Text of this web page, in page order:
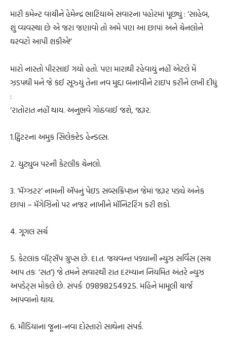
મારી કમેન્ટ વાંચીને હેમેન્દ્ર ભાટિયાએ સવારના પહોરમાં પૂછ્યું : ‘સાહેબ,
શું વ્યવસ્થા છે એ જરા જણાવો તો અમે પણ આ છાપાં અને ચેનલોને
ઘરવટો આપી શકીએ!’
મારો નાસ્તો પીરસાઈ ગયો હતો. પણ મારાથી રહેવાયું નહીં એટલે મેં
ઝડપથી મને જે કંઈ સૂઝ્યું તેના નવ મુદ્દા બનાવીને ટાઇપ કરીને લખી દીધું
:
‘રાતોરાત નહીં થાય. અનુભવે ગોઠવાઈ જશે, જરૂર.
1.ટ્વિટરના અમુક સિલેક્ટેડ હેન્ડલ્સ.
2. યુટ્યુબ પરની કેટલીક ચેનલો.
3. ‘મૅગ્ઝટર’ નામની ઍપનું પેઇડ સબ્સક્રિપ્શન જેમાં જરૂર પડ્યે અનેક
છાપાં – મૅગેઝિનો પર નજર નાખીને મૉનિટરિંગ કરી શકો.
4. ગૂગલ સર્ચ
5. કેટલાંક વૉટ્સૅપ ગ્રુપ્સ છે. દા.ત. જયવન્ત પંડ્યાની ન્યુઝ સર્વિસ (સચ
આપ તકઃ ‘સત’) જે તમને સવારથી રાત દરમ્યાન નિયમિત અંતરે ન્યુઝ
અપડેટ્સ મોકલે છે. સંપર્કઃ 09898254925. મહિને મામૂલી ચાર્જ
આપવાનો થાય.
6. મીડિયાના જૂના-નવા દોસ્તારો સાથેના સંપર્ક.